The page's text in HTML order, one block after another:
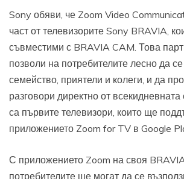
Sony обяви, че Zoom Video
част от телевизорите Sony BRAVIA,
съвместими с BRAVIA CAM. Това
позволи на потребителите лесно да
семейство, приятели и колеги, и да
разговори директно от
са първите телевизори, които ще
приложението Zoom for TV в Google
С приложението Zoom на своя
потребителите ще могат да се